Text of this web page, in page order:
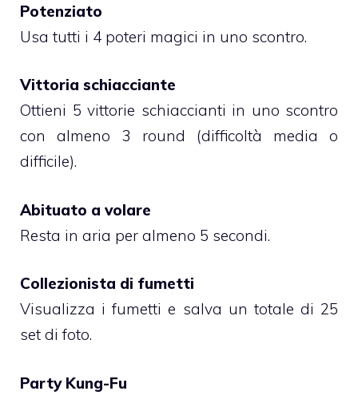
Potenziato
Usa tutti i 4 poteri magici in uno scontro.
Vittoria schiacciante
Ottieni 5 vittorie schiaccianti in uno scontro
con almeno 3 round (difficoltà media o
difficile).
Abituato a volare
Resta in aria per almeno 5 secondi.
Collezionista di fumetti
Visualizza i fumetti e salva un totale di 25
set di foto.
Party Kung-Fu